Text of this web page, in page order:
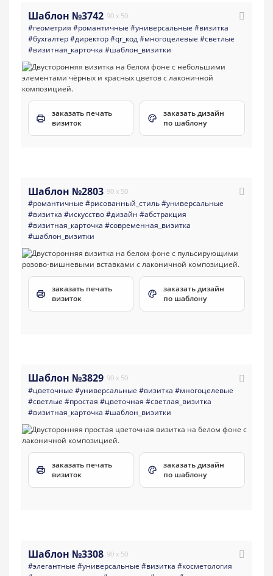
Шаблон №3742 90 x 50
#геометрия #романтичные #универсальные #визитка
#бухгалтер#директор#qr_код#многоцелевые #светлые
#визитная_карточка #шаблон_визитки
заказать печать
визиток
заказать дизайн
по шаблону
Шаблон №2803 90 x 50
#романтичные #рисованный_стиль#универсальные
#визитка #искусство#дизайн #абстракция
#визитная_карточка #современная_визитка
#шаблон_визитки
заказать печать
визиток
заказать дизайн
по шаблону
Шаблон №3829 90 x 50
#цветочные #универсальные #визитка #многоцелевые
#светлые #простая #цветочная #светлая_визитка
#визитная_карточка #шаблон_визитки
заказать печать
визиток
заказать дизайн
по шаблону
Шаблон №3308 90 x 50
#элегантные #универсальные #визитка #косметология